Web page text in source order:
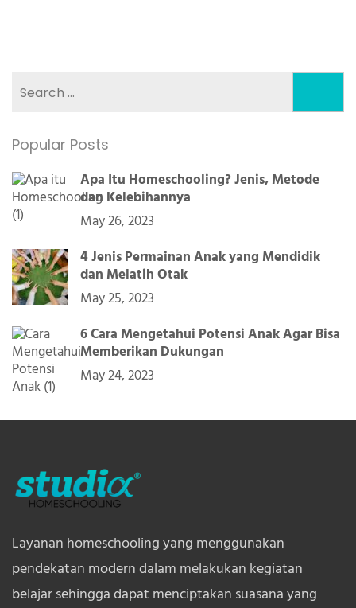
Popular Posts
Apa Itu Homeschooling? Jenis, Metode
dan Kelebihannya
May 26, 2023
4 Jenis Permainan Anak yang Mendidik
dan Melatih Otak
May 25, 2023
6 Cara Mengetahui Potensi Anak Agar Bisa
Memberikan Dukungan
May 24, 2023
Layanan homeschooling yang menggunakan
pendekatan modern dalam melakukan kegiatan
belajar sehingga dapat menciptakan suasana yang